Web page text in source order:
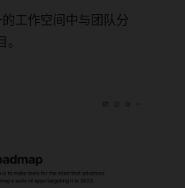
工作空间中与团队分